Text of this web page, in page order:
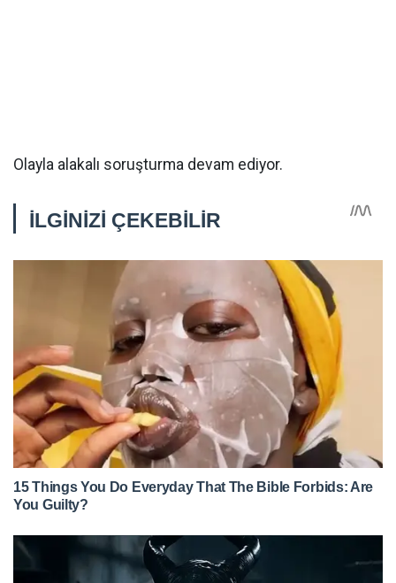
Olayla alakalı soruşturma devam ediyor.